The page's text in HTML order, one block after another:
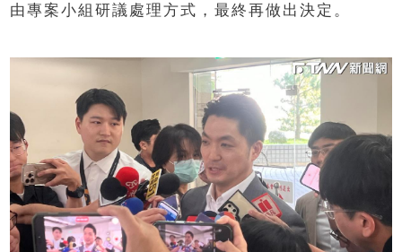
由專案小組研議處理方式，最終再做出決定。